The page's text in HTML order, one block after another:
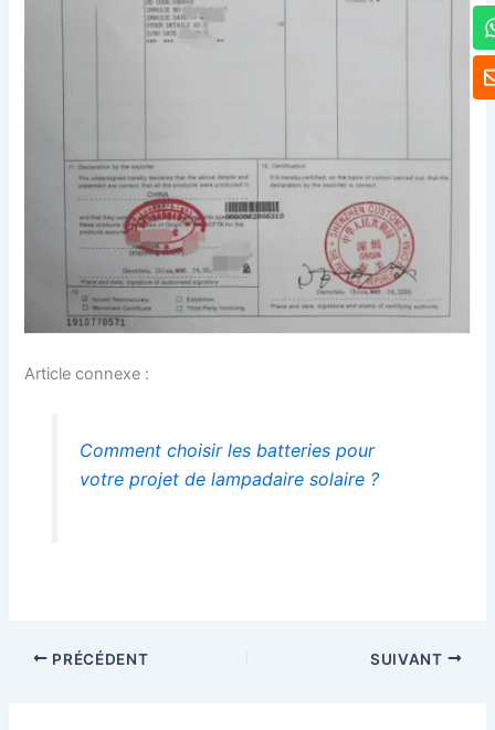
Article connexe :
Comment choisir les batteries pour
votre projet de lampadaire solaire ?
PRÉCÉDENT SUIVANT